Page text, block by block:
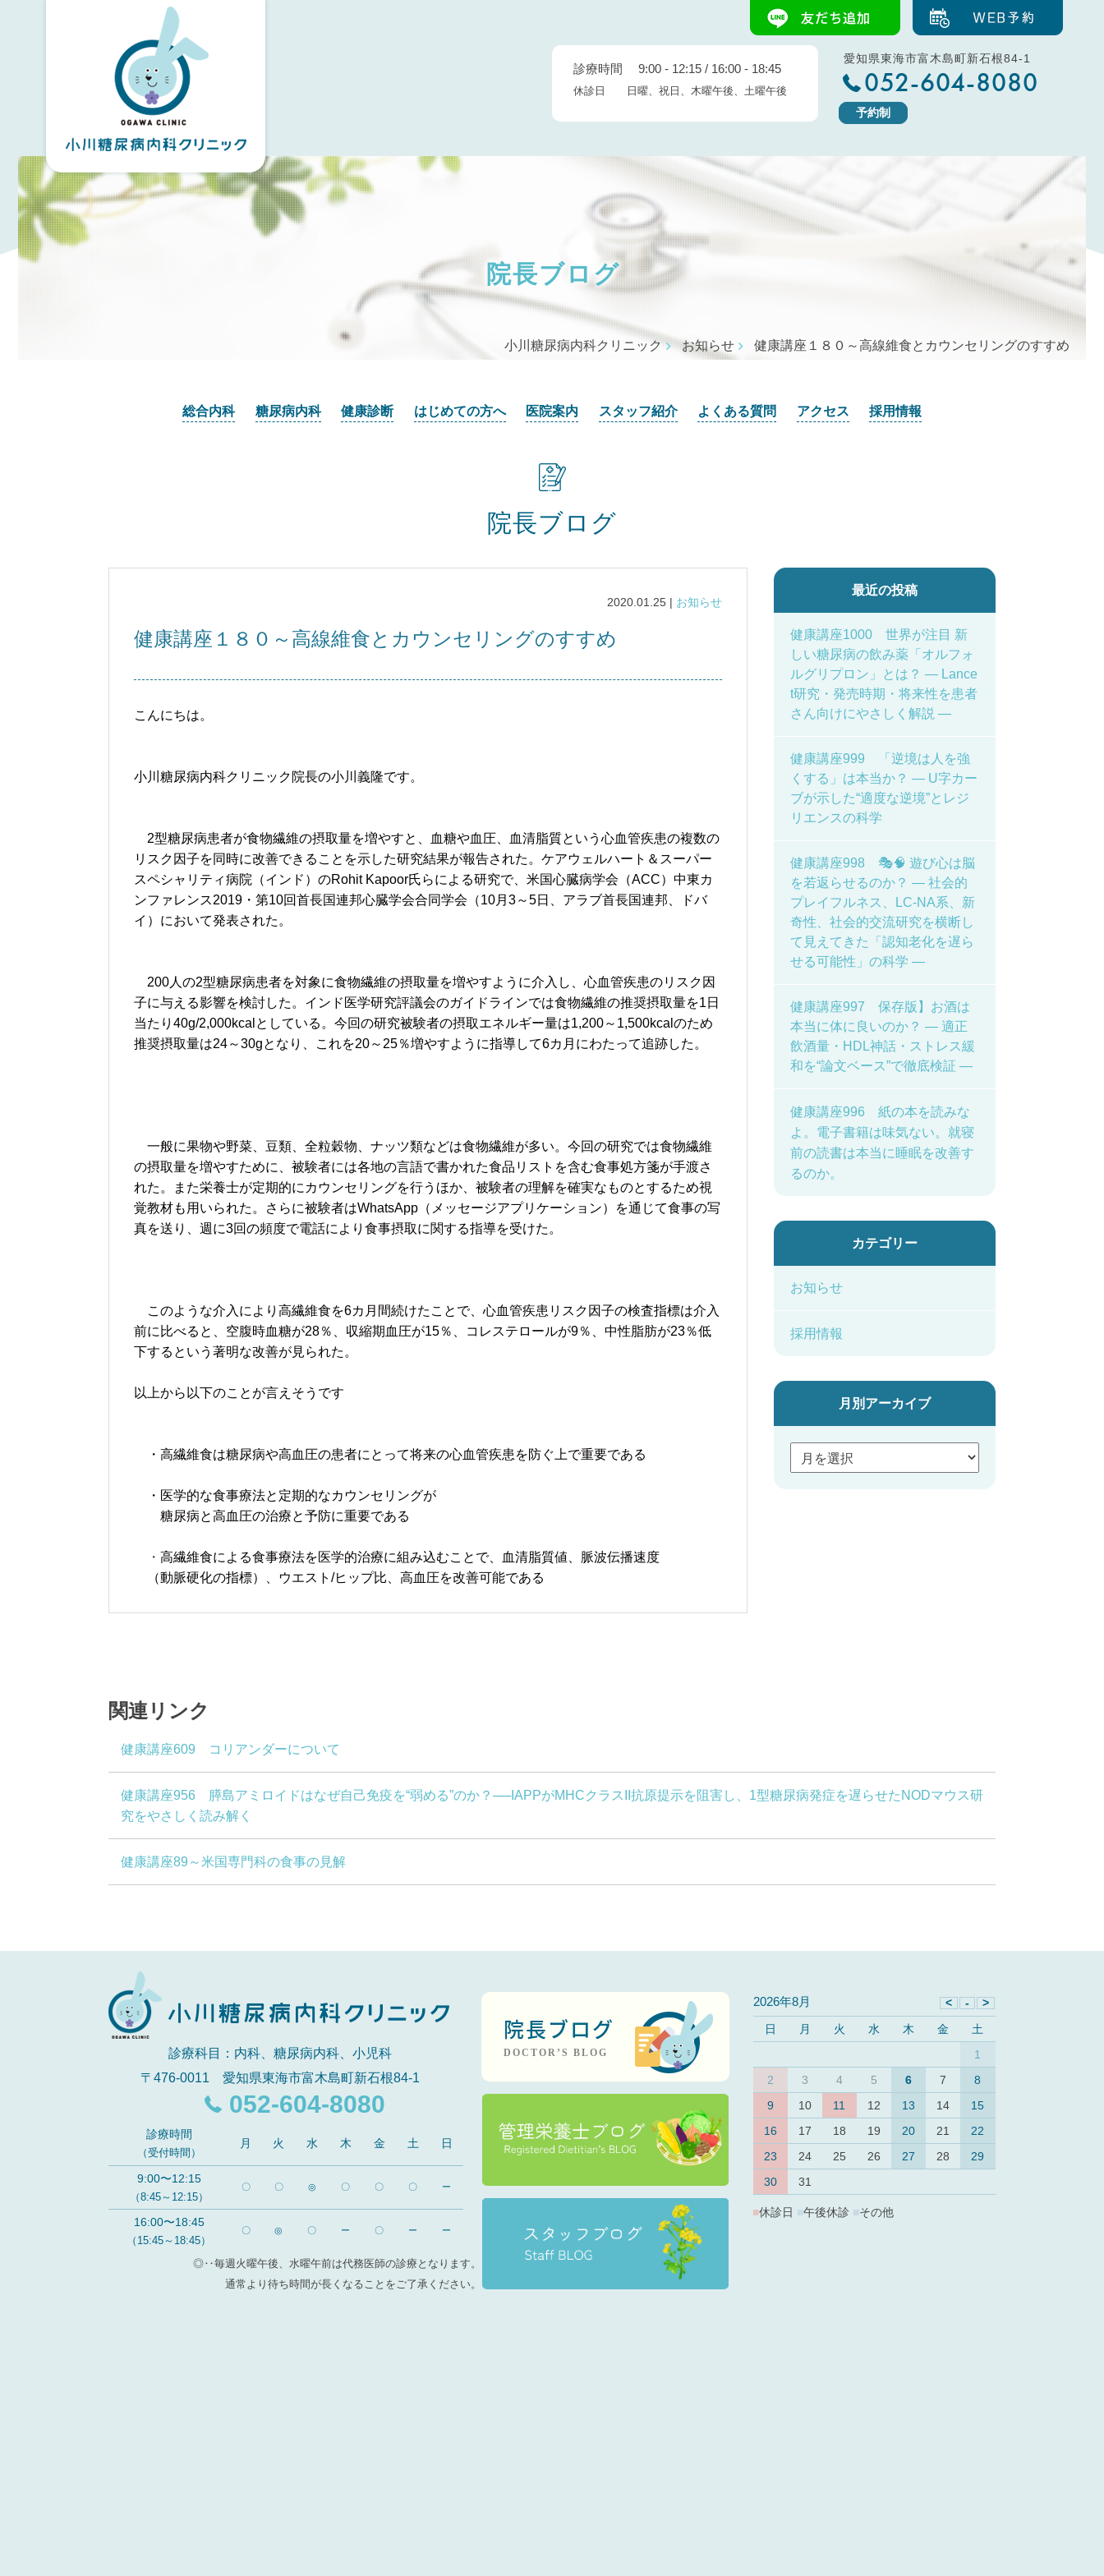
診療時間 9:00 - 12:15 / 16:00 - 18:45
休診日 日曜、祝日、木曜午後、土曜午後
愛知県東海市富木島町新石根84-1
052-604-8080
予約制
院長ブログ
小川糖尿病内科クリニック お知らせ 健康講座１８０～高線維食とカウンセリングのすすめ
総合内科 糖尿病内科 健康診断 はじめての方へ 医院案内 スタッフ紹介 よくある質問 アクセス 採用情報
院長ブログ
2020.01.25 | お知らせ
健康講座１８０～高線維食とカウンセリングのすすめ
こんにちは。
小川糖尿病内科クリニック院長の小川義隆です。
2型糖尿病患者が食物繊維の摂取量を増やすと、血糖や血圧、血清脂質という心血管疾患の複数の
リスク因子を同時に改善できることを示した研究結果が報告された。ケアウェルハート＆スーパー
スペシャリティ病院（インド）のRohit Kapoor氏らによる研究で、米国心臓病学会（ACC）中東カ
ンファレンス2019・第10回首長国連邦心臓学会合同学会（10月3～5日、アラブ首長国連邦、ドバ
イ）において発表された。
200人の2型糖尿病患者を対象に食物繊維の摂取量を増やすように介入し、心血管疾患のリスク因
子に与える影響を検討した。インド医学研究評議会のガイドラインでは食物繊維の推奨摂取量を1日
当たり40g/2,000kcalとしている。今回の研究被験者の摂取エネルギー量は1,200～1,500kcalのため
推奨摂取量は24～30gとなり、これを20～25％増やすように指導して6カ月にわたって追跡した。
一般に果物や野菜、豆類、全粒穀物、ナッツ類などは食物繊維が多い。今回の研究では食物繊維
の摂取量を増やすために、被験者には各地の言語で書かれた食品リストを含む食事処方箋が手渡さ
れた。また栄養士が定期的にカウンセリングを行うほか、被験者の理解を確実なものとするため視
覚教材も用いられた。さらに被験者はWhatsApp（メッセージアプリケーション）を通じて食事の写
真を送り、週に3回の頻度で電話により食事摂取に関する指導を受けた。
このような介入により高繊維食を6カ月間続けたことで、心血管疾患リスク因子の検査指標は介入
前に比べると、空腹時血糖が28％、収縮期血圧が15％、コレステロールが9％、中性脂肪が23％低
下するという著明な改善が見られた。
以上から以下のことが言えそうです
・高繊維食は糖尿病や高血圧の患者にとって将来の心血管疾患を防ぐ上で重要である
・医学的な食事療法と定期的なカウンセリングが
糖尿病と高血圧の治療と予防に重要である
・ 高繊維食による食事療法を医学的治療に組み込むことで、血清脂質値、脈波伝播速度
（動脈硬化の指標）、ウエスト/ヒップ比、高血圧を改善可能である
最近の投稿
健康講座1000 世界が注目 新
しい糖尿病の飲み薬「オルフォ
ルグリプロン」とは？ ― Lance
t研究・発売時期・将来性を患者
さん向けにやさしく解説 ―
健康講座999 「逆境は人を強
くする」は本当か？ ― U字カー
ブが示した“適度な逆境”とレジ
リエンスの科学
健康講座998 🎭🧠 遊び心は脳
を若返らせるのか？ ― 社会的
プレイフルネス、LC-NA系、新
奇性、社会的交流研究を横断し
て見えてきた「認知老化を遅ら
せる可能性」の科学 ―
健康講座997 保存版】お酒は
本当に体に良いのか？ ― 適正
飲酒量・HDL神話・ストレス緩
和を“論文ベース”で徹底検証 ―
健康講座996 紙の本を読みな
よ。電子書籍は味気ない。就寝
前の読書は本当に睡眠を改善す
るのか。
カテゴリー
お知らせ
採用情報
月別アーカイブ
関連リンク
健康講座609 コリアンダーについて
健康講座956 膵島アミロイドはなぜ自己免疫を“弱める”のか？──IAPPがMHCクラスII抗原提示を阻害し、1型糖尿病発症を遅らせたNODマウス研
究をやさしく読み解く
健康講座89～米国専門科の食事の見解
診療科目：内科、糖尿病内科、小児科
〒476-0011 愛知県東海市富木島町新石根84-1
052-604-8080
診療時間
（受付時間）
月 火 水 木 金 土 日
9:00〜12:15
（8:45～12:15）
〇 〇 ◎ 〇 〇 〇 ー
16:00〜18:45
（15:45～18:45）
〇 ◎ 〇 ー 〇 ー ー
◎‥毎週火曜午後、水曜午前は代務医師の診療となります。
通常より待ち時間が長くなることをご了承ください。
院長ブログ
DOCTOR’S BLOG
2026年8月
日 月 火 水 木 金
土
1
2
3 4 5 6 7
8
9
10 11 12 13 14
15
16
17 18 19 20 21
22
23
24 25 26 27 28
29
30
31
■休診日 ■午後休診 その他